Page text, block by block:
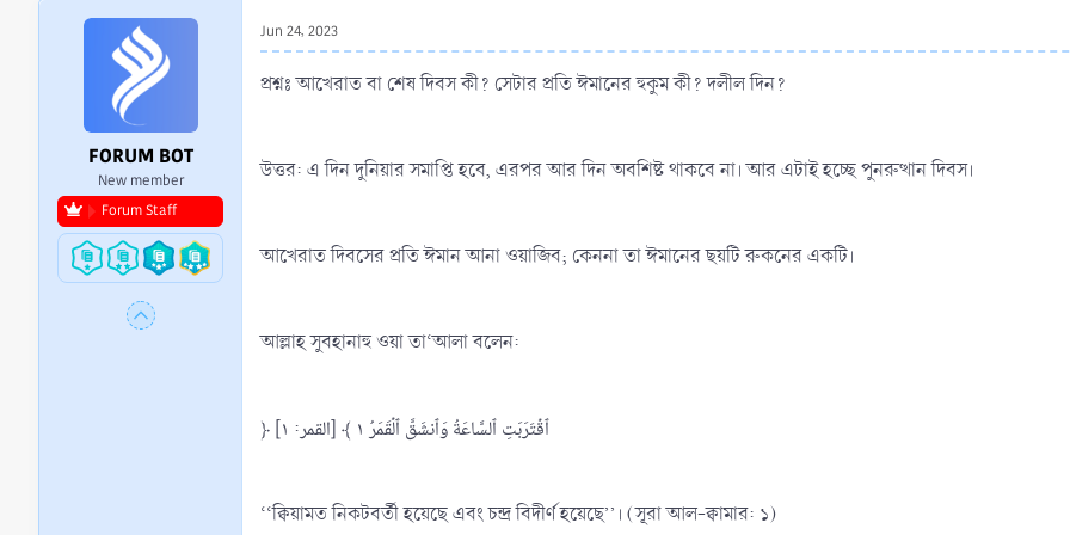
r
FORUM BOT
New member
Forum Staff
Jun 24, 2023
প্রশ্নঃ আখেরাত বা শেষ দিবস কী? সেটার প্রতি ঈমানের হুকুম কী? দলীল দিন?
উত্তর: এ দিন দুনিয়ার সমাপ্তি হবে, এরপর আর দিন অবশিষ্ট থাকবে না। আর এটাই হচ্ছে পুনরুত্থান দিবস।
আখেরাত দিবসের প্রতি ঈমান আনা ওয়াজিব; কেননা তা ঈমানের ছয়টি রুকনের একটি।
আল্লাহ সুবহানাহু ওয়া তা‘আলা বলেন:
﴿ ٱقۡتَرَبَتِ ٱلسَّاعَةُ وَٱنشَقَّ ٱلۡقَمَرُ ١ ﴾ [القمر: ١]
‘‘ক্বিয়ামত নিকটবর্তী হয়েছে এবং চন্দ্র বিদীর্ণ হয়েছে’’। (সূরা আল-ক্বামার: ১)